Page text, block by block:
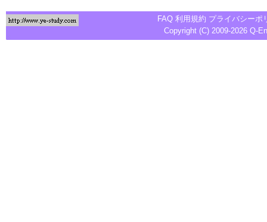
FAQ 利用規約 プライバシーポ
Copyright (C) 2009-2026 Q-